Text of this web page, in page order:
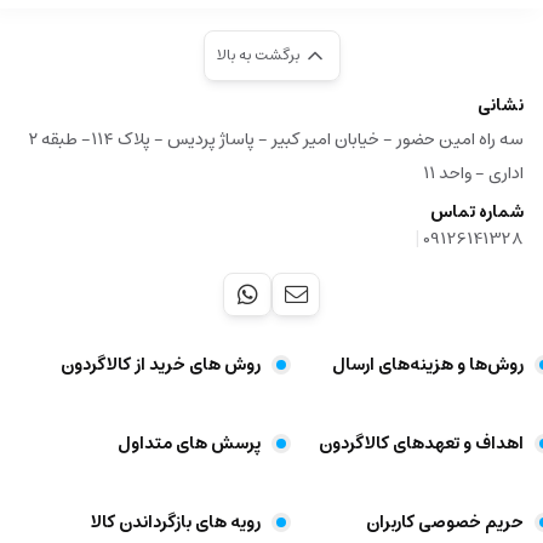
برگشت به بالا
نشانی
سه راه امین حضور - خیابان امیر کبیر - پاساژ پردیس - پلاک ۱۱۴- طبقه ۲
اداری - واحد ۱۱
شماره تماس
09126141328
|
روش‌ها و هزینه‌های ارسال روش های خرید از کالاگردون
اهداف و تعهد‌های کالاگردون پرسش های متداول
حریم خصوصی کاربران رویه های بازگرداندن کالا